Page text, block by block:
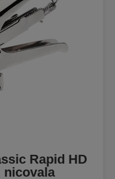
Rapid HD
nicovala